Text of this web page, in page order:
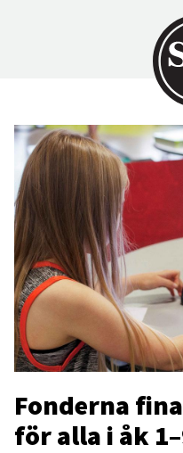
Fonderna
för alla i åk